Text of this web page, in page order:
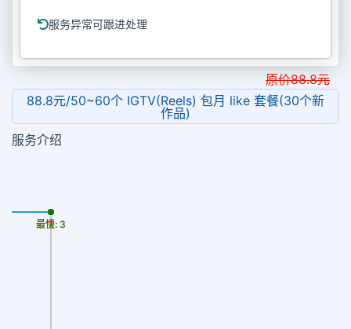
服务异常可跟进处理
原价88.8元
88.8元/50~60个 IGTV(Reels) 包月 like 套餐(30个新
作品)
服务介绍
最慢: 3
最快: 3